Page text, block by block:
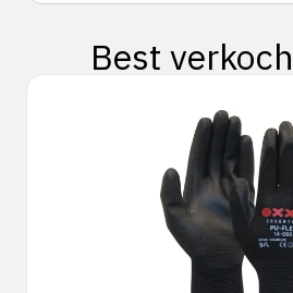
Best